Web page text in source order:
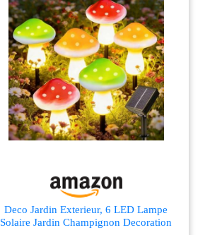
Deco Jardin Exterieur, 6 LED Lampe
Solaire Jardin Champignon Decoration